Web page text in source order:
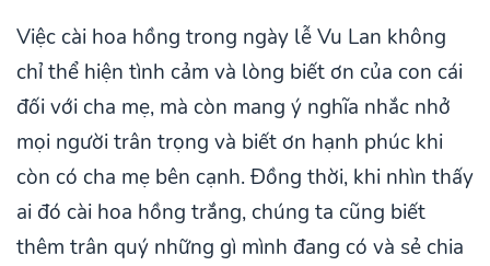
Việc cài hoa hồng trong ngày lễ Vu Lan không
chỉ thể hiện tình cảm và lòng biết ơn của con cái
đối với cha mẹ, mà còn mang ý nghĩa nhắc nhở
mọi người trân trọng và biết ơn hạnh phúc khi
còn có cha mẹ bên cạnh. Đồng thời, khi nhìn thấy
ai đó cài hoa hồng trắng, chúng ta cũng biết
thêm trân quý những gì mình đang có và sẻ chia